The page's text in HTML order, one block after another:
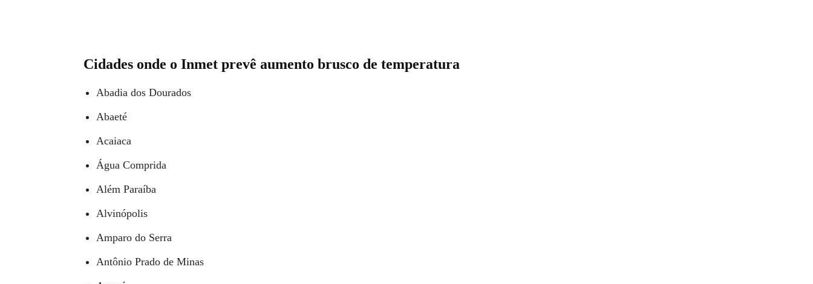
Cidades onde o Inmet prevê aumento brusco de temperatura
Abadia dos Dourados
Abaeté
Acaiaca
Água Comprida
Além Paraíba
Alvinópolis
Amparo do Serra
Antônio Prado de Minas